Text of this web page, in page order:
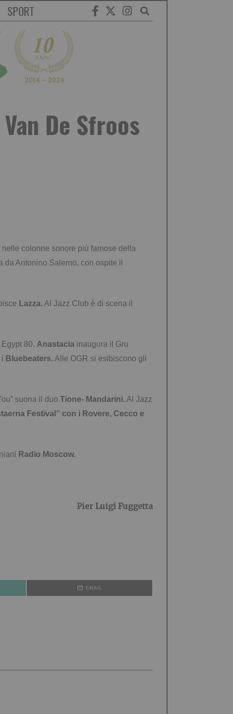
SPORT
De Sfroos
colonne sonore più famose della
da Antonino Salerno, con ospite il
Lazza. Al Jazz Club è di scena il
80. Anastacia inaugura il Gru
i Bluebeaters. Alle OGR si esibiscono gli
suona il duo Tione- Mandarini. Al Jazz
Festival” con i Rovere, Cecco e
Radio Moscow.
Pier Luigi Fuggetta
EMAIL